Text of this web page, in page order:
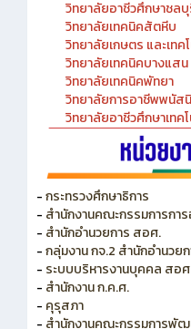
วิทยาลัยอาชีวศึกษาชล
วิทยาลัยเทคนิคสัตหีบ
วิทยาลัยเกษตร และเทค
วิทยาลัยเทคนิคบางแสน
วิทยาลัยเทคนิคพัทยา
วิทยาลัยการอาชีพพนัส
วิทยาลัยอาชีวศึกษาเท
-กระทรวงศึกษาธิการ
- สำนักงานคณะกรรมการกา
- สำนักอำนวยการ สอศ.
-กลุ่มงาน กจ.2 สำนักอำนวย
- ระบบบริหารงานบุคคล สอ
- สำนักงาน ก.ค.ศ.
- คุรุสภา
- สำนักงานคณะกรรมการพัฒ